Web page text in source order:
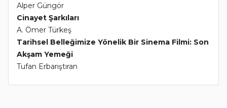
Alper Güngör
Cinayet Şarkıları
A. Ömer Türkeş
Tarihsel Belleğimize Yönelik Bir Sinema Filmi: Son
Akşam Yemeği
Tufan Erbarıştıran